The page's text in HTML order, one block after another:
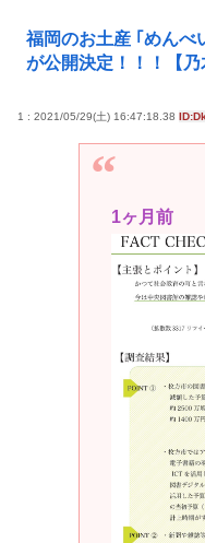
福岡のお土産 ｢めんべ
が公開決定！！！【乃
1 : 2021/05/29(土) 16:47:18.38
1ヶ月前